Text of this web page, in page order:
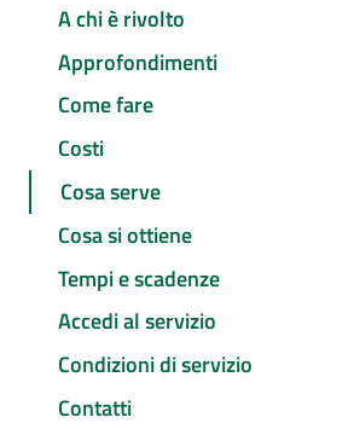
A chi è rivolto
Approfondimenti
Come fare
Costi
Cosa serve
Cosa si ottiene
Tempi e scadenze
Accedi al servizio
Condizioni di servizio
Contatti